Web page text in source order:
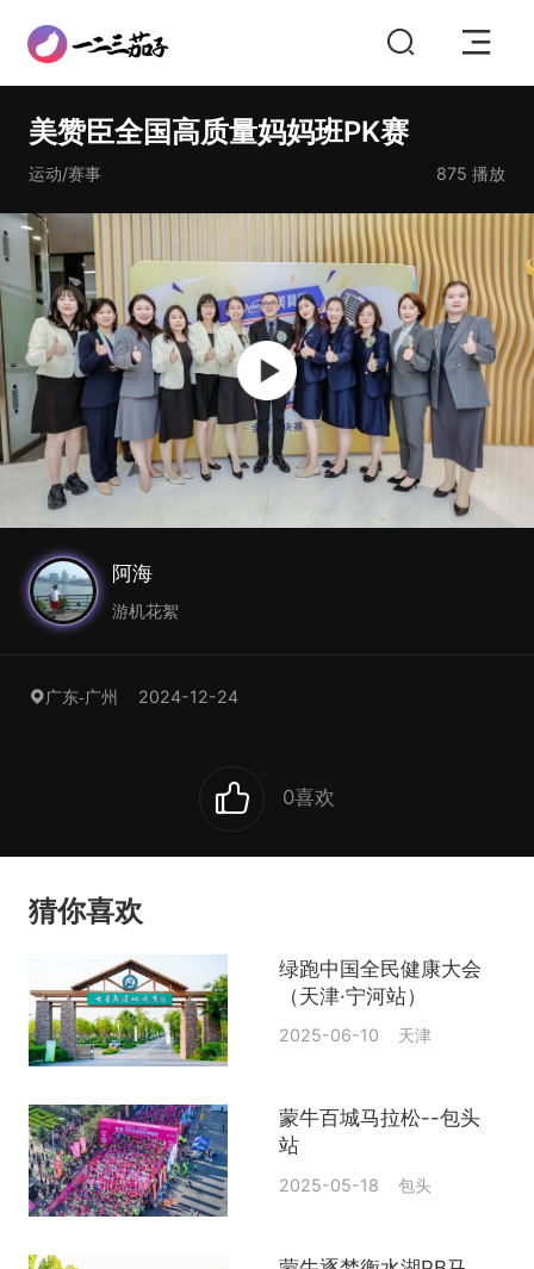
美赞臣全国高质量妈妈班PK赛
运动/赛事 875 播放
阿海
游机花絮
广东-广州 2024-12-24
0喜欢
猜你喜欢
绿跑中国全民健康大会
（天津·宁河站）
2025-06-10 天津
蒙牛百城马拉松--包头
站
2025-05-18 包头